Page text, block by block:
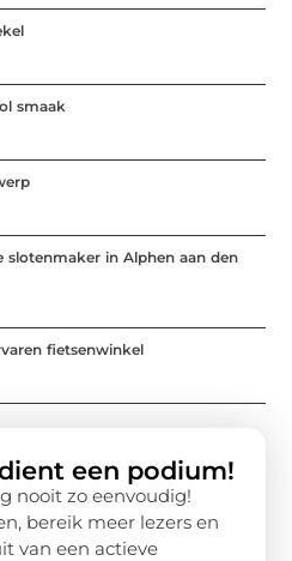
smaak
slotenmaker in Alphen aan den
fietsenwinkel
een podium!
nooit zo eenvoudig!
bereik meer lezers en
van een actieve